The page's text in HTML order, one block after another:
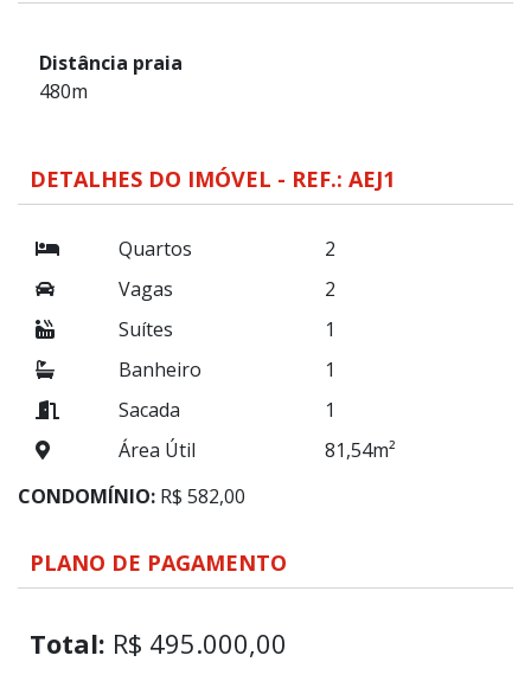
Distância praia
480m
DETALHES DO IMÓVEL - REF.: AEJ1
Quartos
2
Vagas
2
Suítes
1
Banheiro
1
Sacada
1
Área Útil
81,54m²
CONDOMÍNIO: R$ 582,00
PLANO DE PAGAMENTO
Total: R$ 495.000,00